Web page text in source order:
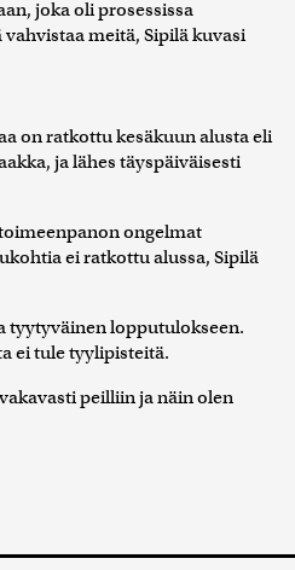
joka oli prosessissa
meitä, Sipilä kuvasi
on ratkottu kesäkuun alusta eli
ja lähes täyspäiväisesti
ongelmat
ei ratkottu alussa, Sipilä
tyytyväinen lopputulokseen.
ei tule tyylipisteitä.
peilliin ja näin olen